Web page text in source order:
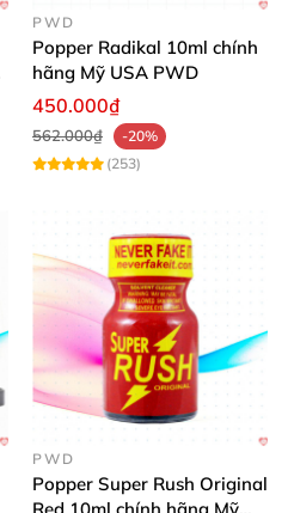
PWD
Popper Radikal 10ml chính
hãng Mỹ USA PWD
450.000₫
562.000₫
-20%
(253)
PWD
Popper Super Rush Original